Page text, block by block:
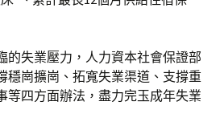
的失業壓力，人力資本社會保證部
穩崗擴崗、拓寬失業渠道、支撐重
等四方面辦法，盡力完玉成年失業